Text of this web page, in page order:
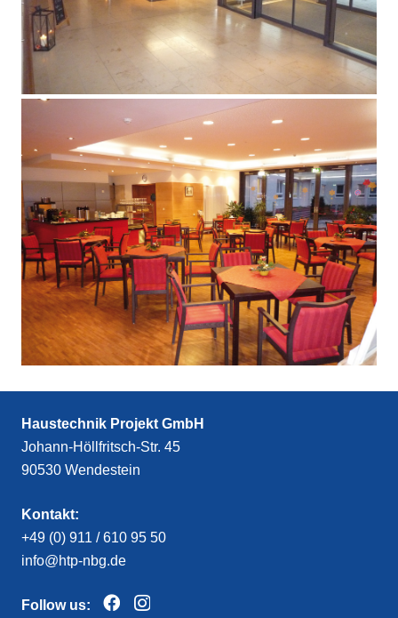
Haustechnik Projekt GmbH
Johann-Höllfritsch-Str. 45
90530 Wendestein
Kontakt:
+49 (0) 911 / 610 95 50
info@htp-nbg.de
Follow us: